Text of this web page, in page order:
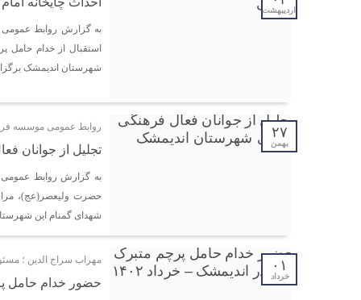
اردیبهشت
به گزارش روابط
استقبال از خدام
شهرستان اندیمشک
۲۷
بهمن
روابط عمومی موسسه
تجلیل از جوانان
به گزارش روابط
حضرت ولیعصر(عج)،
شهدای گمنام این
۰۱
خرداد
مهراب سراج الدین ؛
حضور خدام حامل